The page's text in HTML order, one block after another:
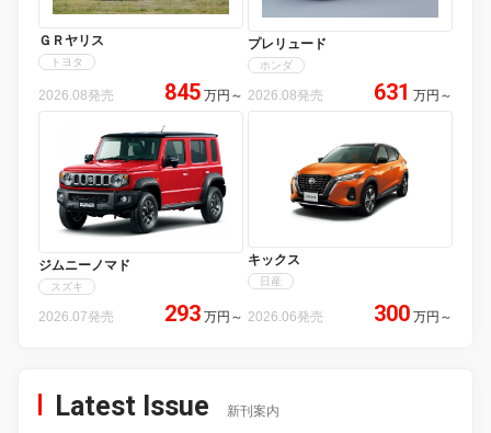
ＧＲヤリス
トヨタ
2026.08発売 845 万円 ～
プレリュード
ホンダ
2026.08発売 631 万円 ～
ジムニーノマド
スズキ
2026.07発売 293 万円 ～
キックス
日産
2026.06発売 300 万円 ～
Latest Issue 新刊案内